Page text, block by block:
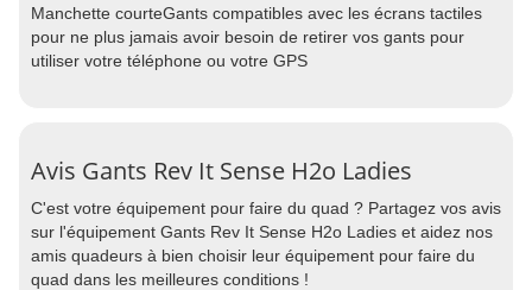
Manchette courteGants compatibles avec les écrans tactiles
pour ne plus jamais avoir besoin de retirer vos gants pour
utiliser votre téléphone ou votre GPS
Avis Gants Rev It Sense H2o Ladies
C'est votre équipement pour faire du quad ? Partagez vos avis
sur l'équipement Gants Rev It Sense H2o Ladies et aidez nos
amis quadeurs à bien choisir leur équipement pour faire du
quad dans les meilleures conditions !